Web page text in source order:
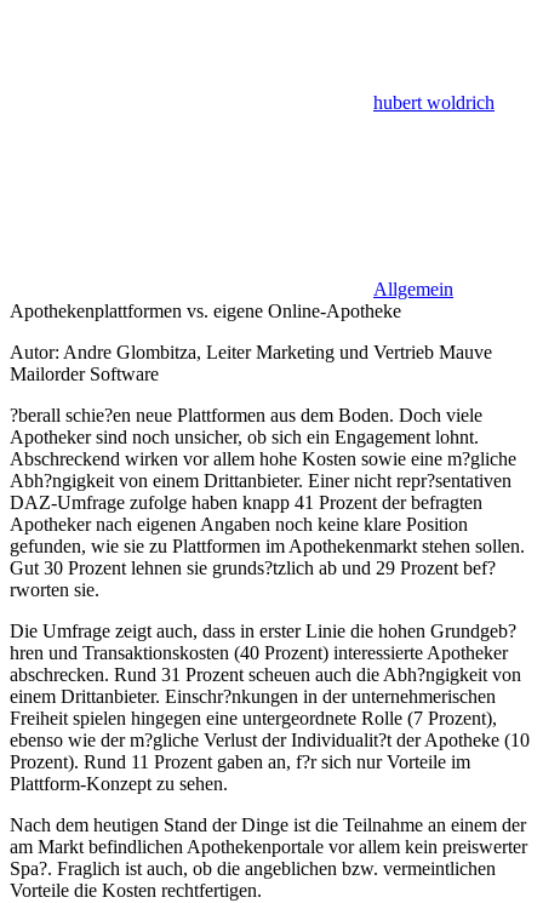
hubert woldrich
Allgemein
Apothekenplattformen vs. eigene Online-Apotheke
Autor: Andre Glombitza, Leiter Marketing und Vertrieb Mauve
Mailorder Software
?berall schie?en neue Plattformen aus dem Boden. Doch viele
Apotheker sind noch unsicher, ob sich ein Engagement lohnt.
Abschreckend wirken vor allem hohe Kosten sowie eine m?gliche
Abh?ngigkeit von einem Drittanbieter. Einer nicht repr?sentativen
DAZ-Umfrage zufolge haben knapp 41 Prozent der befragten
Apotheker nach eigenen Angaben noch keine klare Position
gefunden, wie sie zu Plattformen im Apothekenmarkt stehen sollen.
Gut 30 Prozent lehnen sie grunds?tzlich ab und 29 Prozent bef?
rworten sie.
Die Umfrage zeigt auch, dass in erster Linie die hohen Grundgeb?
hren und Transaktionskosten (40 Prozent) interessierte Apotheker
abschrecken. Rund 31 Prozent scheuen auch die Abh?ngigkeit von
einem Drittanbieter. Einschr?nkungen in der unternehmerischen
Freiheit spielen hingegen eine untergeordnete Rolle (7 Prozent),
ebenso wie der m?gliche Verlust der Individualit?t der Apotheke (10
Prozent). Rund 11 Prozent gaben an, f?r sich nur Vorteile im
Plattform-Konzept zu sehen.
Nach dem heutigen Stand der Dinge ist die Teilnahme an einem der
am Markt befindlichen Apothekenportale vor allem kein preiswerter
Spa?. Fraglich ist auch, ob die angeblichen bzw. vermeintlichen
Vorteile die Kosten rechtfertigen.